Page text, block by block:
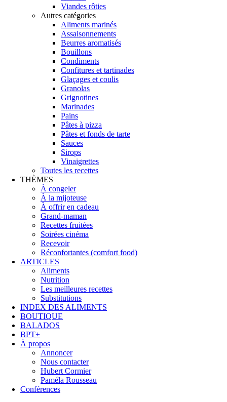
Viandes rôties
Autres catégories
Aliments marinés
Assaisonnements
Beurres aromatisés
Bouillons
Condiments
Confitures et tartinades
Glaçages et coulis
Granolas
Grignotines
Marinades
Pains
Pâtes à pizza
Pâtes et fonds de tarte
Sauces
Sirops
Vinaigrettes
Toutes les recettes
THÈMES
À congeler
À la mijoteuse
À offrir en cadeau
Grand-maman
Recettes fruitées
Soirées cinéma
Recevoir
Réconfortantes (comfort food)
ARTICLES
Aliments
Nutrition
Les meilleures recettes
Substitutions
INDEX DES ALIMENTS
BOUTIQUE
BALADOS
BPT+
À propos
Annoncer
Nous contacter
Hubert Cormier
Paméla Rousseau
Conférences